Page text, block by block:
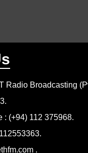
Radio Broadcasting
: (+94) 112 375968.
.